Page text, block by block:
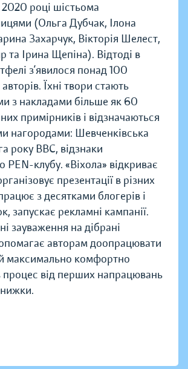
році шістьома
(Ольга Дубчак, Ілона
Захарчук, Вікторія Шелест,
та Ірина Щепіна). Відтоді в
з’явилося понад 100
Їхні твори стають
з накладами більше як 60
примірників і відзначаються
нагородами: Шевченківська
року BBC, відзнаки
PEN-клубу. «Віхола» відкриває
презентації в різних
з десятками блогерів і
запускає рекламні кампанії.
зауваження на дібрані
авторам доопрацювати
й максимально комфортно
процес від перших напрацювань